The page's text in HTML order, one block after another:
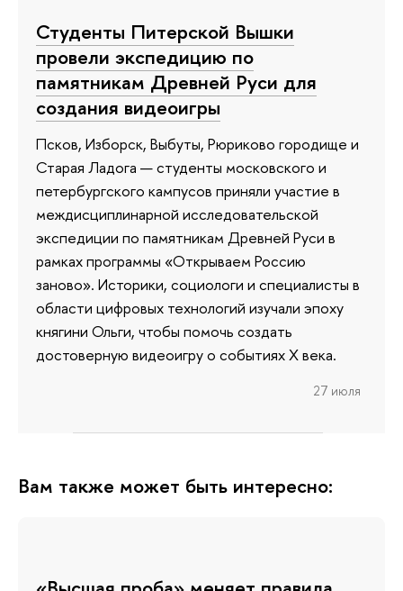
Студенты Питерской Вышки
провели экспедицию по
памятникам Древней Руси для
создания видеоигры
Псков, Изборск, Выбуты, Рюриково городище и
Старая Ладога — студенты московского и
петербургского кампусов приняли участие в
междисциплинарной исследовательской
экспедиции по памятникам Древней Руси в
рамках программы «Открываем Россию
заново». Историки, социологи и специалисты в
области цифровых технологий изучали эпоху
княгини Ольги, чтобы помочь создать
достоверную видеоигру о событиях X века.
27 июля
Вам также может быть интересно: